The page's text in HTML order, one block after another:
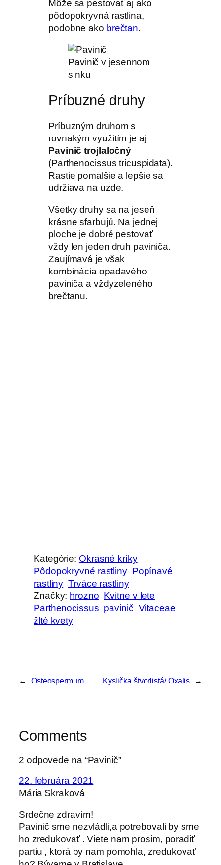
Môže sa pestovať aj ako
pôdopokryvná rastlina,
podobne ako brečtan.
Pavinič v jesennom
slnku
Príbuzné druhy
Príbuzným druhom s
rovnakým využitím je aj
Pavinič trojlaločný
(Parthenocissus tricuspidata).
Rastie pomalšie a lepšie sa
udržiava na uzde.
Všetky druhy sa na jeseň
krásne sfarbujú. Na jednej
ploche je dobré pestovať
vždy len jeden druh paviniča.
Zaujímavá je však
kombinácia opadavého
paviniča a vždyzeleného
brečtanu.
Kategórie: Okrasné kríky
Pôdopokryvné rastliny Popínavé
rastliny Trváce rastliny
Značky: hrozno Kvitne v lete
Parthenocissus pavinič Vitaceae
žlté kvety
← Osteospermum Kyslička štvorlistá/ Oxalis →
Comments
2 odpovede na “Pavinič”
22. februára 2021
Mária Skraková
Srdečne zdravím!
Pavinič sme nezvládli,a potrebovali by sme
ho zredukovať . Viete nam prosim, poradiť
partiu , ktorá by nam pomohla, zredukovať